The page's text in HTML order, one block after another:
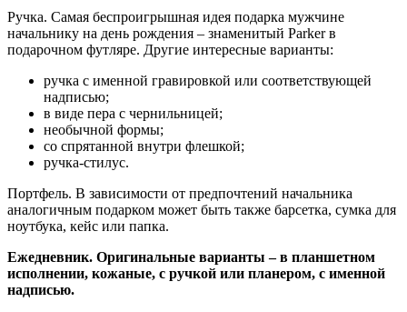
Ручка. Самая беспроигрышная идея подарка мужчине
начальнику на день рождения – знаменитый Parker в
подарочном футляре. Другие интересные варианты:
ручка с именной гравировкой или соответствующей
надписью;
в виде пера с чернильницей;
необычной формы;
со спрятанной внутри флешкой;
ручка-стилус.
Портфель. В зависимости от предпочтений начальника
аналогичным подарком может быть также барсетка, сумка для
ноутбука, кейс или папка.
Ежедневник. Оригинальные варианты – в планшетном
исполнении, кожаные, с ручкой или планером, с именной
надписью.